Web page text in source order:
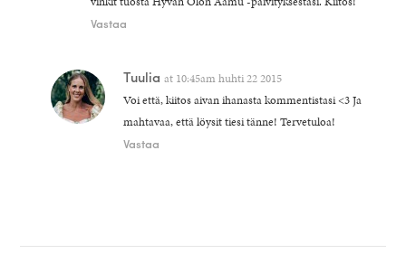
Vastaa
Tuulia at 10:45am huhti 22 2015
Voi että, kiitos aivan ihanasta kommentistasi <3 Ja
mahtavaa, että löysit tiesi tänne! Tervetuloa!
Vastaa